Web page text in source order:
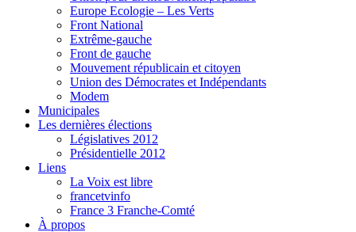
Europe Ecologie – Les Verts
Front National
Extrême-gauche
Front de gauche
Mouvement républicain et citoyen
Union des Démocrates et Indépendants
Modem
Municipales
Les dernières élections
Législatives 2012
Présidentielle 2012
Liens
La Voix est libre
francetvinfo
France 3 Franche-Comté
À propos